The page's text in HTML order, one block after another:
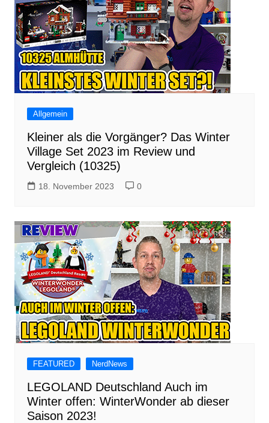
Allgemein
Kleiner als die Vorgänger? Das Winter
Village Set 2023 im Review und
Vergleich (10325)
18. November 2023 0
FEATURED NerdNews
LEGOLAND Deutschland Auch im
Winter offen: WinterWonder ab dieser
Saison 2023!